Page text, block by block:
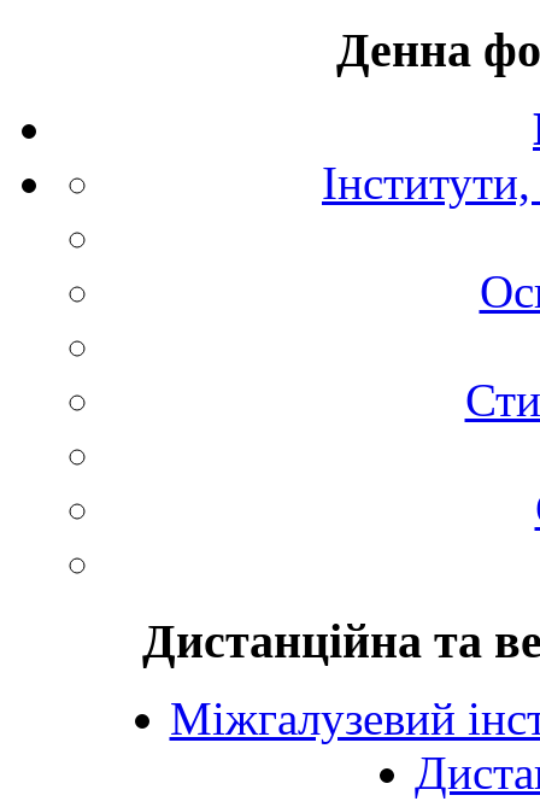
Денна
Дистанційна та
Міжгалузевий